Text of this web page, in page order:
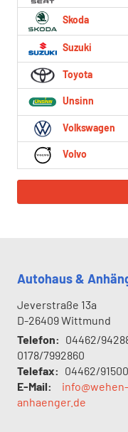
Skoda
Suzuki
Toyota
Unsinn
Volkswagen
Volvo
Autohaus &
Jeverstraße 13a
D-26409Wittmund
Telefon: 04462/
0178/7992860
Telefax: 04462/
E-Mail:
anhaenger.de